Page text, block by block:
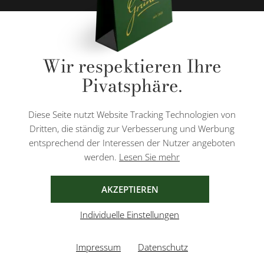
* Alle Preise inkl. gesetzl. Mehrwertsteuer zzgl.
Nachnahmegebühren, wenn nicht anders angegeben.
Diese Website ist durch reCAPTCHA geschützt und es gelten die
Wir respektieren Ihre
Pivatsphäre.
Diese Seite nutzt Website Tracking Technologien von
Dritten, die ständig zur Verbesserung und Werbung
entsprechend der Interessen der Nutzer angeboten
werden. Lesen Sie mehr
AKZEPTIEREN
Individuelle Einstellungen
Impressum Datenschutz